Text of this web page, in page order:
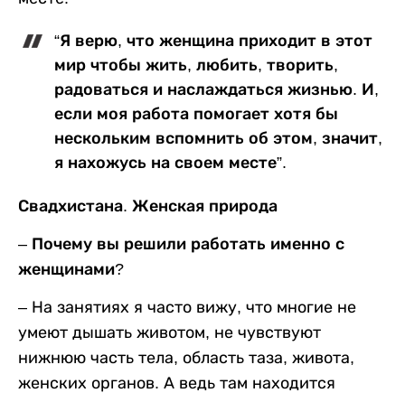
“Я верю, что женщина приходит в этот
мир чтобы жить, любить, творить,
радоваться и наслаждаться жизнью. И,
если моя работа помогает хотя бы
нескольким вспомнить об этом, значит,
я нахожусь на своем месте”.
Свадхистана. Женская природа
– Почему вы решили работать именно с
женщинами?
– На занятиях я часто вижу, что многие не
умеют дышать животом, не чувствуют
нижнюю часть тела, область таза, живота,
женских органов. А ведь там находится